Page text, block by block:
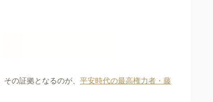
の証拠となるのが、 平安時代の最高権力者・藤